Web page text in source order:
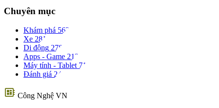
Chuyên mục
Khám phá 562
Xe 281
Di động 278
Apps - Game 212
Máy tính - Tablet 71
Đánh giá 24
developer_board Công Nghệ VN